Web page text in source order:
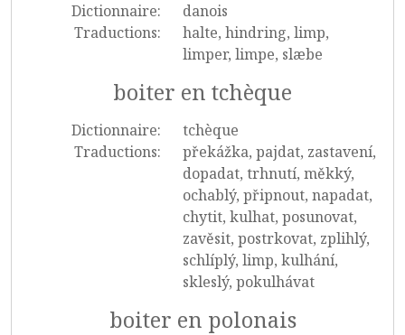
Dictionnaire:
danois
Traductions:
halte, hindring, limp,
limper, limpe, slæbe
boiter en tchèque
Dictionnaire:
tchèque
Traductions:
překážka, pajdat, zastavení,
dopadat, trhnutí, měkký,
ochablý, připnout, napadat,
chytit, kulhat, posunovat,
zavěsit, postrkovat, zplihlý,
schlíplý, limp, kulhání,
skleslý, pokulhávat
boiter en polonais